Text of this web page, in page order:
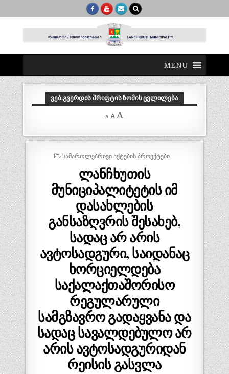
MENU
ᲕᲔᲑ.ᲒᲕᲔᲠᲓᲘᲡ ᲨᲠᲘᲤᲢᲘᲡ ᲖᲝᲛᲘᲡ ᲪᲕᲚᲘᲚᲔᲑᲐ
A
Decrease
font
A Reset
A
size.
POSTED
ᲡᲐᲛᲐᲠᲗᲚᲔᲑᲠᲘᲕᲘ ᲐᲥᲢᲔᲑᲘᲡ ᲞᲠᲝᲔᲥᲢᲔᲑᲘ
ლანჩხუთის
მუნიციპალიტეტის იმ
დასახლების
განსაზღვრის შესახებ,
სადაც არ არის
ავტოსადგური, საიდანაც
ხორციელდება
საქალაქთაშორისო
რეგულარული
სამგზავრო გადაყვანა და
სადაც სავალდებულო არ
არის ავტოსადგურიდან
რეისის გასვლა